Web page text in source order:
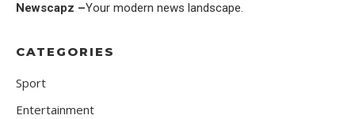
Newscapz –Your modern news landscape.
CATEGORIES
Sport
Entertainment